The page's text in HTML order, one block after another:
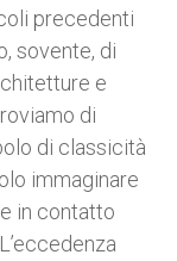
precedenti
sovente, di
e
di
di classicità
immaginare
in contatto